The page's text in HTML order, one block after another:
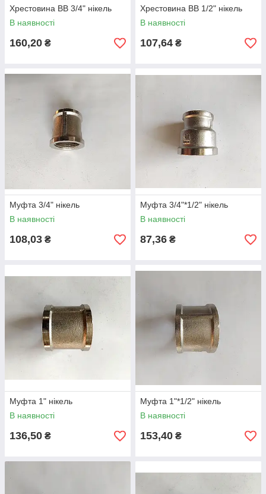
Хрестовина ВВ 3/4" нікель
В наявності
160,20 ₴
Хрестовина ВВ 1/2" нікель
В наявності
107,64 ₴
Муфта 3/4" нікель
В наявності
108,03 ₴
Муфта 3/4"*1/2" нікель
В наявності
87,36 ₴
Муфта 1" нікель
В наявності
136,50 ₴
Муфта 1"*1/2" нікель
В наявності
153,40 ₴